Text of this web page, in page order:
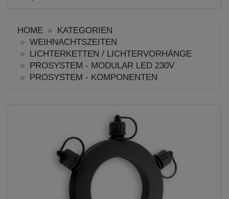
HOME
KATEGORIEN
WEIHNACHTSZEITEN
LICHTERKETTEN / LICHTERVORHÄNGE
PROSYSTEM - MODULAR LED 230V
PROSYSTEM - KOMPONENTEN